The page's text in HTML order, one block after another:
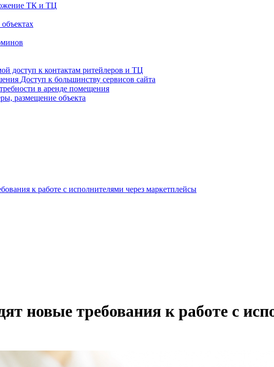
ТК и ТЦ
доступ к контактам ритейлеров и ТЦ
Доступ к большинству сервисов сайта
в аренде помещения
размещение объекта
к работе с исполнителями через маркетплейсы
новые требования к работе с